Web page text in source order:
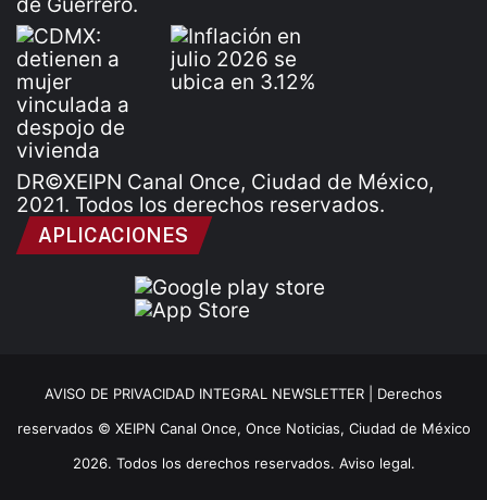
DR©XEIPN Canal Once, Ciudad de México,
2021. Todos los derechos reservados.
APLICACIONES
AVISO DE PRIVACIDAD INTEGRAL NEWSLETTER | Derechos
reservados © XEIPN Canal Once, Once Noticias, Ciudad de México
2026. Todos los derechos reservados. Aviso legal.